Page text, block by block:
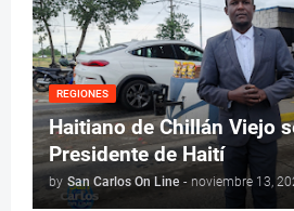
REGIONES
Haitiano de Chillán Viejo
Presidente de Haití
by San Carlos On Line - noviembre 13,